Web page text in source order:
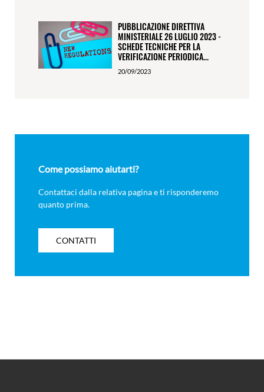
PUBBLICAZIONE DIRETTIVA
MINISTERIALE 26 LUGLIO 2023 -
SCHEDE TECNICHE PER LA
VERIFICAZIONE PERIODICA...
20/09/2023
Come possiamo aiutarti?
Contattaci dalla relativa pagina e ti risponderemo
quanto prima.
CONTATTI